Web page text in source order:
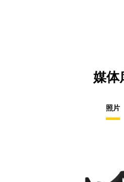
媒体
照片